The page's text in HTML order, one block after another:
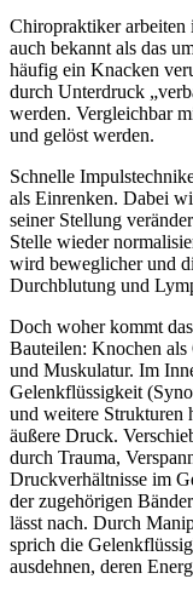
Chiropraktiker arbeiten
auch bekannt als das
häufig ein Knacken
durch Unterdruck
werden. Vergleichbar
und gelöst werden.
Schnelle
als Einrenken. Dabei
seiner Stellung
Stelle wieder
wird beweglicher und
Durchblutung und
Doch woher kommt
Bauteilen: Knochen als
und Muskulatur. Im
Gelenkflüssigkeit
und weitere Strukturen
äußere Druck.
durch Trauma,
Druckverhältnisse im
der zugehörigen
lässt nach. Durch
sprich die
ausdehnen, deren